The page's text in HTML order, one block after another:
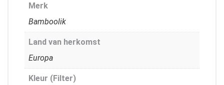
Merk
Bamboolik
Land van herkomst
Europa
Kleur (Filter)